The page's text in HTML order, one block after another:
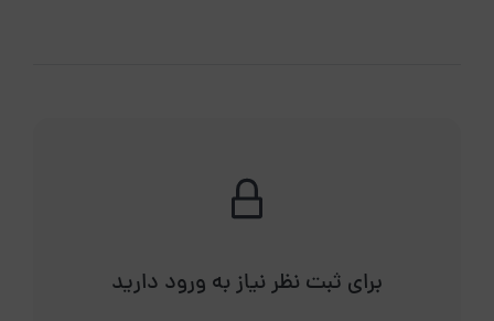
برای ثبت نظر نیاز به ورود دارید